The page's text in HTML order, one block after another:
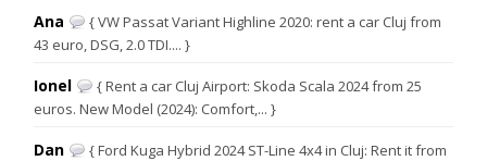
Ana
{ VW Passat Variant Highline 2020: rent a car Cluj from
43 euro, DSG, 2.0 TDI.... }
Ionel
{ Rent a car Cluj Airport: Skoda Scala 2024 from 25
euros. New Model (2024): Comfort,... }
Dan
{ Ford Kuga Hybrid 2024 ST-Line 4x4 in Cluj: Rent it from